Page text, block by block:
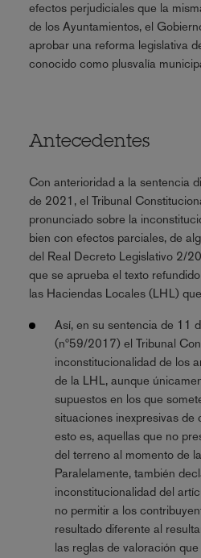
efectos perjudiciales que la
de los Ayuntamientos, el
aprobar una reforma legislativa
conocido como plusvalía
Antecedentes
Con anterioridad a la sentencia
de 2021, el Tribunal
pronunciado sobre la
bien con efectos parciales, de
del Real Decreto Legislativo 2/
que se aprueba el texto
las Haciendas Locales (LHL)
Así, en su sentencia de 11
(nº59/2017) el Tribunal
inconstitucionalidad de los
de la LHL, aunque
supuestos en los que
situaciones inexpresivas de
esto es, aquellas que no
del terreno al momento de
Paralelamente, también
inconstitucionalidad del
no permitir a los
resultado diferente al
las reglas de valoración